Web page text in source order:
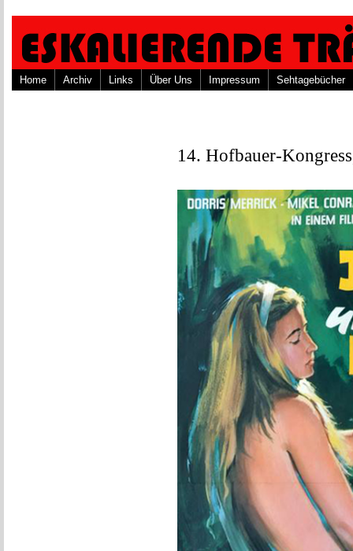
Home Archiv Links Über Uns Impressum Sehtagebücher
14. Hofbauer-